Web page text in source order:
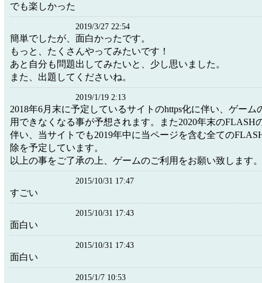
でも楽しかった
2019/3/27 22:54
簡単でしたが、面白かったです。
もっと、たくさんやってみたいです！
あと自分も問題出してみたいと、少し思いました。
また、出題してくださいね。
2019/1/19 2:13
2018年6月末に予定しているサイトのhttps化に伴い、ゲーム
用できなくなる事が予想されます。また2020年末のFLASH
伴い、当サイトでも2019年中に当ページを含む全ての
除を予定しています。
以上の事をご了承の上、ゲームのご利用をお願い致します。
2015/10/31 17:47
すごい
2015/10/31 17:43
面白い
2015/10/31 17:43
面白い
2015/1/7 10:53